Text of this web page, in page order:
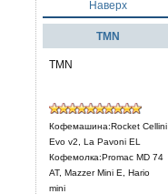
Наверх
TMN
TMN
Кофемашина:Rocket Cellini
Evo v2, La Pavoni EL
Кофемолка:Promac MD 74
AT, Mazzer Mini E, Hario
mini